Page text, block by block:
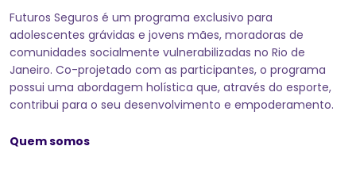
Futuros Seguros é um programa exclusivo para
adolescentes grávidas e jovens mães, moradoras de
comunidades socialmente vulnerabilizadas no Rio de
Janeiro. Co-projetado com as participantes, o programa
possui uma abordagem holística que, através do esporte,
contribui para o seu desenvolvimento e empoderamento.
Quem somos